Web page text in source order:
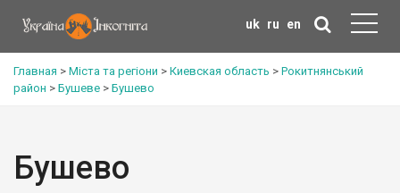
uk ru en
Главная > Міста та регіони > Киевская область > Рокитнянський
район > Бушеве > Бушево
Бушево